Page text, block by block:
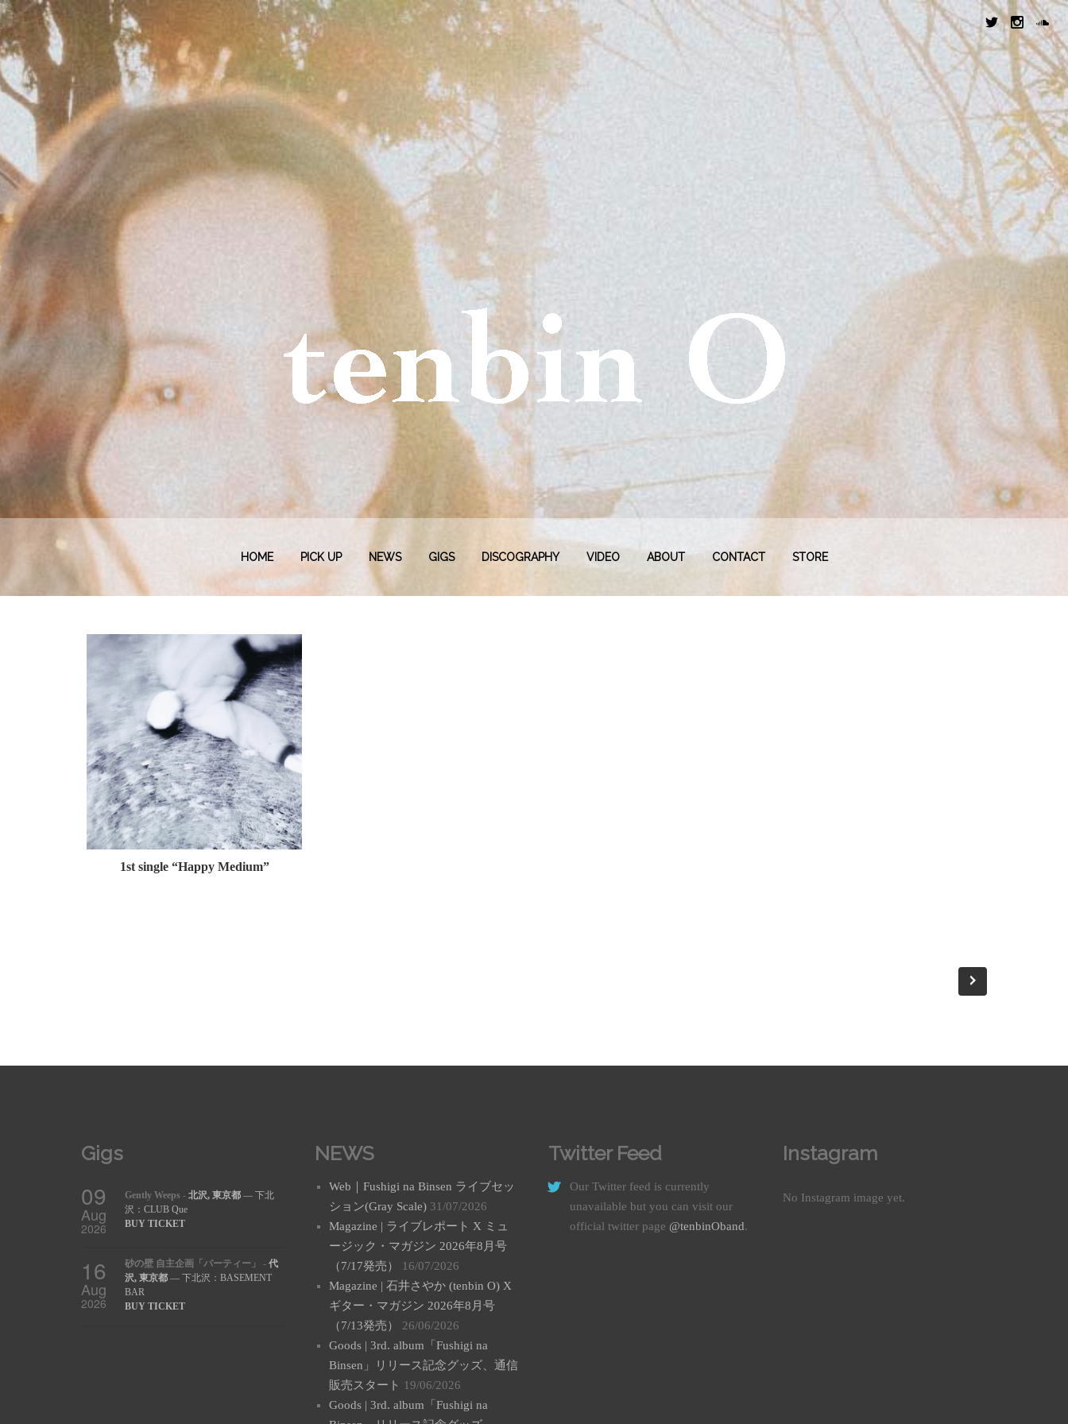
HOME PICK UP NEWS GIGS DISCOGRAPHY VIDEO ABOUT CONTACT STORE
1st single “Happy Medium”
Gigs
09
Aug
2026
Gently Weeps - 北沢, 東京都 — 下北
沢：CLUB Que
BUY TICKET
16
Aug
2026
砂の壁 自主企画「パーティー」 - 代
沢, 東京都 — 下北沢：BASEMENT
BAR
BUY TICKET
NEWS
Web｜Fushigi na Binsen ライブセッ
ション(Gray Scale) 31/07/2026
Magazine | ライブレポート X ミュ
ージック・マガジン 2026年8月号
（7/17発売）
16/07/2026
Magazine | 石井さやか (tenbin O) X
ギター・マガジン 2026年8月号
（7/13発売）
26/06/2026
Goods | 3rd. album「Fushigi na
Binsen」リリース記念グッズ、通信
販売スタート
19/06/2026
Goods | 3rd. album「Fushigi na
Twitter Feed
Our Twitter feed is currently
unavailable but you can visit our
official twitter page @tenbinOband.
Instagram
No Instagram image yet.